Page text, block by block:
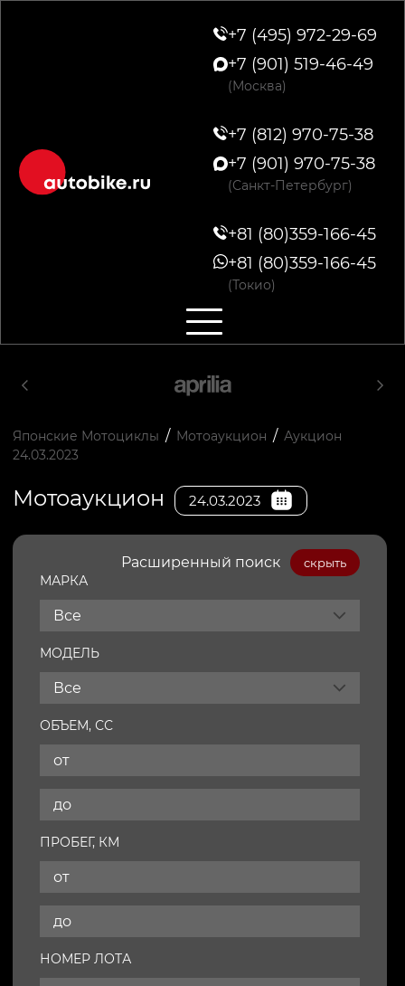
+7 (495) 972-29-69
+7 (901) 519-46-49
(Москва)
+7 (812) 970-75-38
+7 (901) 970-75-38
(Санкт-Петербург)
+81 (80)359-166-45
+81 (80)359-166-45
(Токио)
Японские Мотоциклы / Мотоаукцион / Аукцион
24.03.2023
Мотоаукцион 24.03.2023
Расширенный поиск скрыть
МАРКА
Все
МОДЕЛЬ
Все
ОБЪЕМ, СС
ПРОБЕГ, КМ
НОМЕР ЛОТА